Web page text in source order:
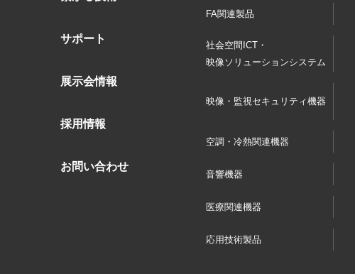
サポート
展示会情報
採用情報
お問い合わせ
FA関連製品
社会空間ICT・
映像ソリューションシステム
映像・監視セキュリティ機器
空調・冷熱関連機器
音響機器
医療関連機器
応用技術製品